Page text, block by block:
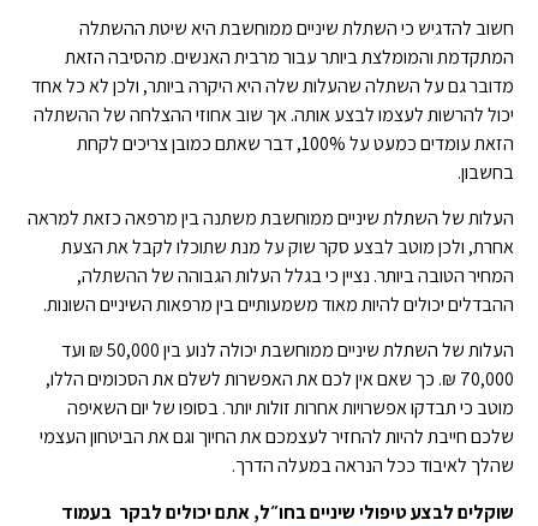
חשוב להדגיש כי השתלת שיניים ממוחשבת היא שיטת ההשתלה
המתקדמת והמומלצת ביותר עבור מרבית האנשים. מהסיבה הזאת
מדובר גם על השתלה שהעלות שלה היא היקרה ביותר, ולכן לא כל אחד
יכול להרשות לעצמו לבצע אותה. אך שוב אחוזי ההצלחה של ההשתלה
הזאת עומדים כמעט על 100%, דבר שאתם כמובן צריכים לקחת
בחשבון.
העלות של השתלת שיניים ממוחשבת משתנה בין מרפאה כזאת למראה
אחרת, ולכן מוטב לבצע סקר שוק על מנת שתוכלו לקבל את הצעת
המחיר הטובה ביותר. נציין כי בגלל העלות הגבוהה של ההשתלה,
ההבדלים יכולים להיות מאוד משמעותיים בין מרפאות השיניים השונות.
העלות של השתלת שיניים ממוחשבת יכולה לנוע בין 50,000 ₪ ועד
70,000 ₪. כך שאם אין לכם את האפשרות לשלם את הסכומים הללו,
מוטב כי תבדקו אפשרויות אחרות זולות יותר. בסופו של יום השאיפה
שלכם חייבת להיות להחזיר לעצמכם את החיוך וגם את הביטחון העצמי
שהלך לאיבוד ככל הנראה במעלה הדרך.
שוקלים לבצע טיפולי שיניים בחו״ל, אתם יכולים לבקר בעמוד